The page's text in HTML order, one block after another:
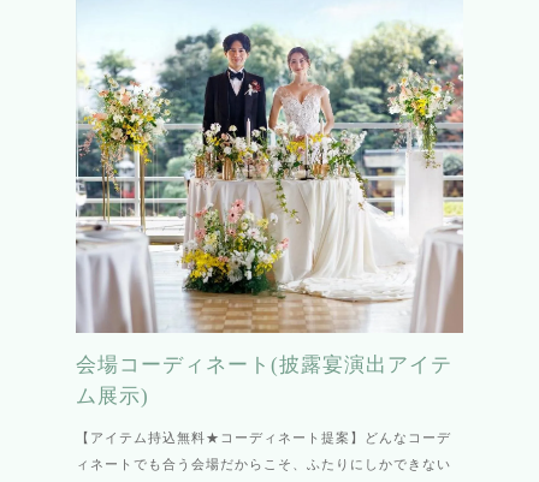
会場コーディネート(披露宴演出アイテ
ム展示)
【アイテム持込無料★コーディネート提案】どんなコーデ
ィネートでも合う会場だからこそ、ふたりにしかできない